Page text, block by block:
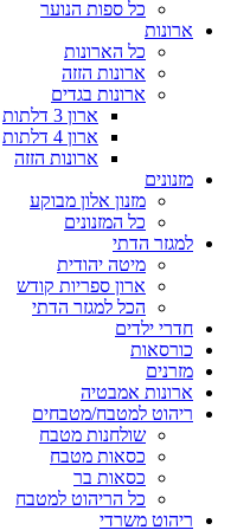
כל ספות הנוער
ארונות
כל הארונות
ארונות הזזה
ארונות בגדים
ארון 3 דלתות
ארון 4 דלתות
ארונות הזזה
מזנונים
מזנון אלון מבוקע
כל המזנונים
למגזר הדתי
מיטה יהודית
ארון ספריות קודש
הכל למגזר הדתי
חדרי ילדים
כורסאות
מזרנים
ארונות אמבטיה
ריהוט למטבח/מטבחים
שולחנות מטבח
כסאות מטבח
כסאות בר
כל הריהוט למטבח
ריהוט משרדי